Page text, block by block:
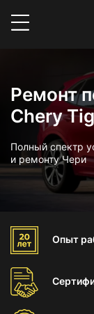
Ремонт
Chery
Полный спектр
и ремонту Чери
Опыт